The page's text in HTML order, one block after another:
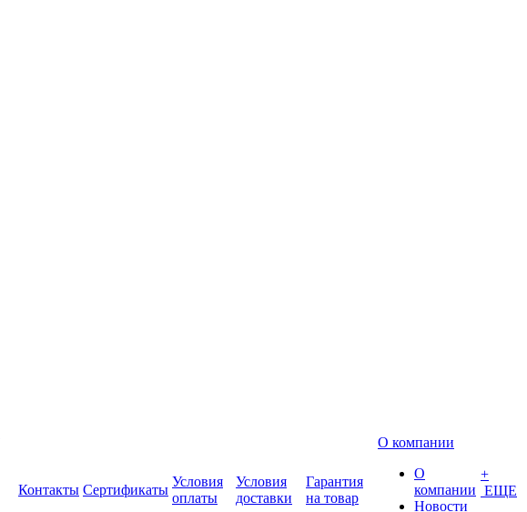
Контакты Сертификаты
Условия
оплаты
Условия
доставки
Гарантия
на товар
О компании
О
компании
Новости
+
ЕЩЕ